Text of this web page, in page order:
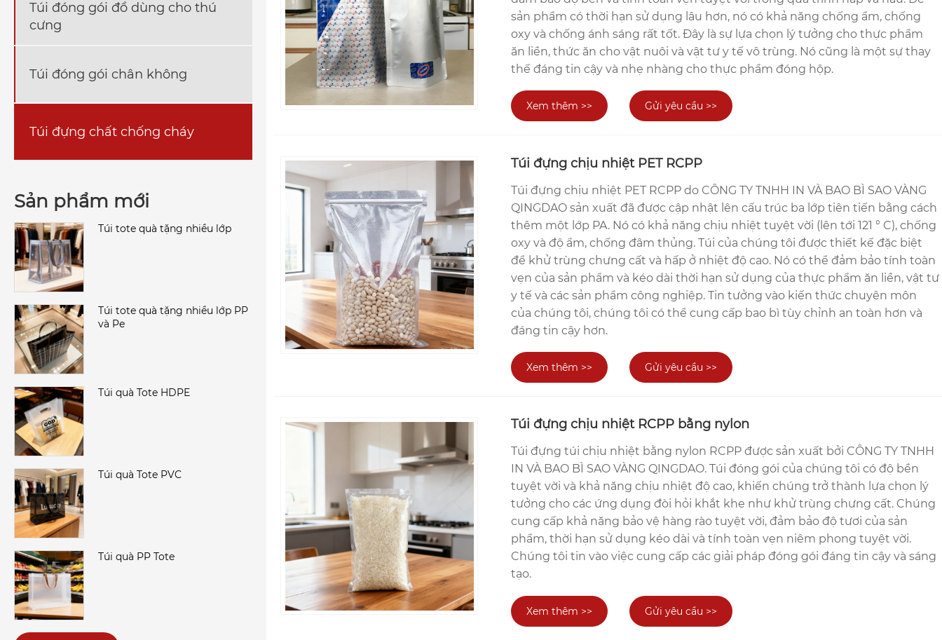
Túi đóng gói đồ dùng cho thú
cưng
Túi đóng gói chân không
Túi đựng chất chống cháy
Sản phẩm mới
Túi tote quà tặng nhiều lớp
Túi tote quà tặng nhiều lớp PP
và Pe
Túi quà Tote HDPE
Túi quà Tote PVC
Túi quà PP Tote
sản phẩm có thời hạn sử dụng lâu hơn, nó có khả năng chống ẩm, chống
oxy và chống ánh sáng rất tốt. Đây là sự lựa chọn lý tưởng cho thực phẩm
ăn liền, thức ăn cho vật nuôi và vật tư y tế vô trùng. Nó cũng là một sự thay
thế đáng tin cậy và nhẹ nhàng cho thực phẩm đóng hộp.
Xem thêm >> Gửi yêu cầu >>
Túi đựng chịu nhiệt PET RCPP
Túi đựng chịu nhiệt PET RCPP do CÔNG TY TNHH IN VÀ BAO BÌ SAO VÀNG
QINGDAO sản xuất đã được cập nhật lên cấu trúc ba lớp tiên tiến bằng cách
thêm một lớp PA. Nó có khả năng chịu nhiệt tuyệt vời (lên tới 121 ° C), chống
oxy và độ ẩm, chống đâm thủng. Túi của chúng tôi được thiết kế đặc biệt
để khử trùng chưng cất và hấp ở nhiệt độ cao. Nó có thể đảm bảo tính toàn
vẹn của sản phẩm và kéo dài thời hạn sử dụng của thực phẩm ăn liền, vật tư
y tế và các sản phẩm công nghiệp. Tin tưởng vào kiến ​​thức chuyên môn
của chúng tôi, chúng tôi có thể cung cấp bao bì tùy chỉnh an toàn hơn và
đáng tin cậy hơn.
Xem thêm >> Gửi yêu cầu >>
Túi đựng chịu nhiệt RCPP bằng nylon
Túi đựng túi chịu nhiệt bằng nylon RCPP được sản xuất bởi CÔNG TY TNHH
IN VÀ BAO BÌ SAO VÀNG QINGDAO. Túi đóng gói của chúng tôi có độ bền
tuyệt vời và khả năng chịu nhiệt độ cao, khiến chúng trở thành lựa chọn lý
tưởng cho các ứng dụng đòi hỏi khắt khe như khử trùng chưng cất. Chúng
cung cấp khả năng bảo vệ hàng rào tuyệt vời, đảm bảo độ tươi của sản
phẩm, thời hạn sử dụng kéo dài và tính toàn vẹn niêm phong tuyệt vời.
Chúng tôi tin vào việc cung cấp các giải pháp đóng gói đáng tin cậy và sáng
tạo.
Xem thêm >> Gửi yêu cầu >>